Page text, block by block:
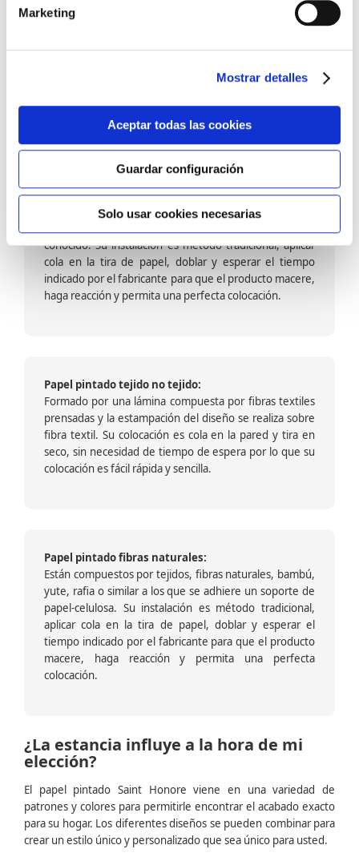
Marketing
Mostrar detalles
Aceptar todas las cookies
Guardar configuración
Solo usar cookies necesarias
barniz multiadherente en base agua. En zonas de
fuegos, se recomienda proteger con placas, silestone,
dado que el frotar en exceso dañaría el papel. Su
colocación es cola en la pared y tira en seco, sin
colocación es fácil rápida y sencilla.
Papel pintado calidad papel:
Formado por una capa de papel sobre un soporte de
conocido. Su instalación es método tradicional, aplicar
cola en la tira de papel, doblar y esperar el tiempo
indicado por el fabricante para que el producto macere,
haga reacción y permita una perfecta colocación.
Papel pintado tejido no tejido:
Formado por una lámina compuesta por fibras textiles
prensadas y la estampación del diseño se realiza sobre
fibra textil. Su colocación es cola en la pared y tira en
seco, sin necesidad de tiempo de espera por lo que su
colocación es fácil rápida y sencilla.
Papel pintado fibras naturales:
Están compuestos por tejidos, fibras naturales, bambú,
yute, rafia o similar a los que se adhiere un soporte de
papel-celulosa. Su instalación es método tradicional,
aplicar cola en la tira de papel, doblar y esperar el
tiempo indicado por el fabricante para que el producto
macere, haga reacción y permita una perfecta
colocación.
¿La estancia influye a la hora de mi
elección?
El papel pintado Saint Honore viene en una variedad de
patrones y colores para permitirle encontrar el acabado exacto
para su hogar. Los diferentes diseños se pueden combinar para
crear un estilo único y personalizado que sea único para usted.